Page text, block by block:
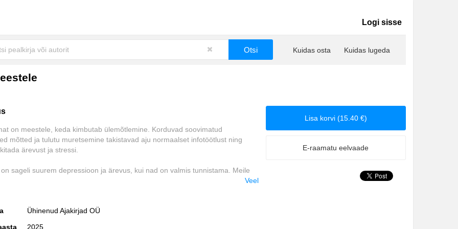
Logi sisse
Kuidas osta Kuidas lugeda
Lisa korvi (15.40 €)
E-raamatu eelvaade
on meestele, keda kimbutab ülemõtlemine. Korduvad soovimatud
mõtted ja tulutu muretsemine takistavad aju normaalset infotöötlust ning
ärevust ja stressi.
on sageli suurem depressioon ja ärevus, kui nad on valmis tunnistama. Meile
et peaksime vältima teistele koormaks olemist. Kui püüame oma tundeid
ja järeleproovitud tehnikaid ning praktilisi nippe, kuidas vabaneda
Veel
Ühinenud Ajakirjad OÜ
2025